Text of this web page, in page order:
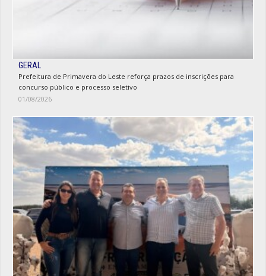
GERAL
Prefeitura de Primavera do Leste reforça prazos de inscrições para
concurso público e processo seletivo
01/08/2026